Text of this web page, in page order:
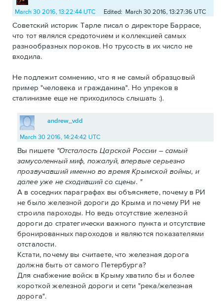
March 30 2016, 13:22:44 UTC Edited: March 30 2016, 13:27:36 UTC
Советский историк Тарле писал о директоре Баррасе,
что тот являлся средоточием и коллекцией самых
разнообразных пороков. Но трусость в их число не
входила.
Не подлежит сомнению, что я не самый образцовый
пример "человека и гражданина". Но упреков в
сталинизме еще не приходилось слышать :).
andrew_vdd
March 30 2016, 14:24:42 UTC
Вы пишете "Отсталость Царской России – самый
замусоленный миф, пожалуй, впервые серьезно
прозвучавший именно во время Крымской войны, и
далее уже не сходивший со сцены. "
А в соседних параграфах вы объясняете, почему в РИ
не было железной дороги до Крыма и почему РИ не
строила пароходы. Но ведь отсутствие железной
дороги до стратегически важного пункта и отсутствие
бронированных пароходов и являются показателями
отсталости.
Кстати, почему вы считаете, что железная дорога
должна быть от самого Петербурга?
Для снабжение войск в Крыму хватило бы и более
короткой железной дороги и сети "река/железная
дорога".